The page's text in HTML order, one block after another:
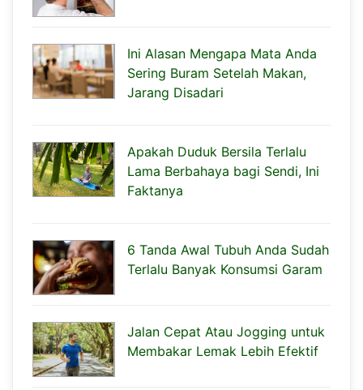
Ini Alasan Mengapa Mata Anda
Sering Buram Setelah Makan,
Jarang Disadari
Apakah Duduk Bersila Terlalu
Lama Berbahaya bagi Sendi, Ini
Faktanya
6 Tanda Awal Tubuh Anda Sudah
Terlalu Banyak Konsumsi Garam
Jalan Cepat Atau Jogging untuk
Membakar Lemak Lebih Efektif